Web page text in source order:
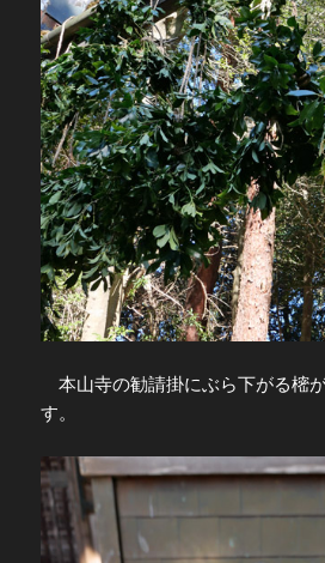
本山寺の勧請掛にぶら下がる樒
す。